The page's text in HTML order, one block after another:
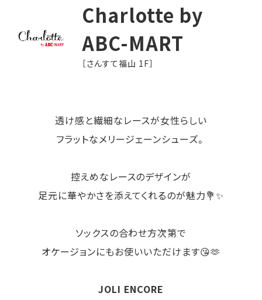
Charlotte by
ABC-MART
［さんすて福山 1F］
透け感と繊細なレースが女性らしい
フラットなメリージェーンシューズ。
控えめなレースのデザインが
足元に華やかさを添えてくれるのが魅力💐✨
ソックスの合わせ方次第で
オケージョンにもお使いいただけます😘🫶
JOLI ENCORE